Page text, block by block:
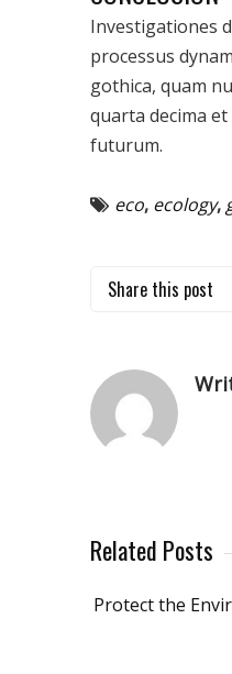
Investigationes
processus
gothica, quam
quarta decima
futurum.
eco, ecology,
Share this post
Related Posts
Protect the